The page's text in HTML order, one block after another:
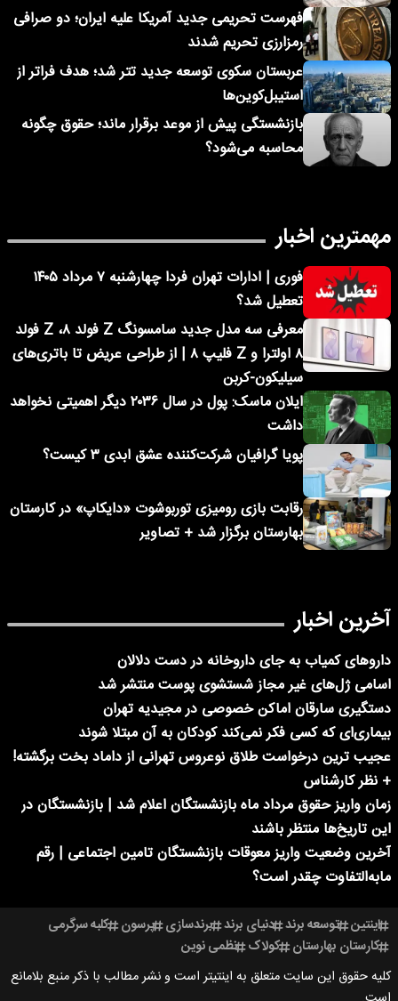
فهرست تحریمی جدید آمریکا علیه ایران؛ دو صرافی
رمزارزی تحریم شدند
عربستان سکوی توسعه جدید تتر شد؛ هدف فراتر از
استیبل‌کوین‌ها
بازنشستگی پیش از موعد برقرار ماند؛ حقوق چگونه
محاسبه می‌شود؟
مهمترین اخبار
فوری | ادارات تهران فردا چهارشنبه ۷ مرداد ۱۴۰۵
تعطیل شد؟
معرفی سه مدل جدید سامسونگ Z فولد ۸، Z فولد
۸ اولترا و Z فلیپ ۸ | از طراحی عریض تا باتری‌های
سیلیکون-کربن
ایلان ماسک: پول در سال ۲۰۳۶ دیگر اهمیتی نخواهد
داشت
پویا گرافیان شرکت‌کننده عشق ابدی ۳ کیست؟
رقابت بازی رومیزی توربوشوت «دایکاپ» در کارستان
بهارستان برگزار شد + تصاویر
آخرین اخبار
داروهای کمیاب به جای داروخانه در دست دلالان
اسامی ژل‌های غیر مجاز شستشوی پوست منتشر شد
دستگیری سارقان اماکن خصوصی در مجیدیه تهران
بیماری‌ای که کسی فکر نمی‌کند کودکان به آن مبتلا شوند
عجیب ترین درخواست طلاق نوعروس تهرانی از داماد بخت برگشته!
+ نظر کارشناس
زمان واریز حقوق مرداد ماه بازنشستگان اعلام شد | بازنشستگان در
این تاریخ‌ها منتظر باشند
آخرین وضعیت واریز معوقات بازنشستگان تامین اجتماعی | رقم
مابه‌التفاوت چقدر است؟
اینتین توسعه برند دنیای برند برندسازی پرسون کلبه سرگرمی
کارستان بهارستان کولاک نظمی نوین
کلیه حقوق این سایت متعلق به اینتیتر است و نشر مطالب با ذکر منبع بلامانع